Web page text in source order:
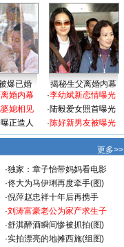
爆已婚
揭秘生父离婚内幕
婚内幕
媳相见
正造人
·李幼斌新恋情曝光
·陆毅爱女照首曝光
·陈好新男友被曝光
更多>>
·独家：章子怡带妈妈看电影
·佟大为马伊琍再度牵手(图)
·倪萍赵忠祥十年后再携手
·刘涛富豪老公为家产求生子
·舒淇醉酒瞬间惨被抓拍(图)
·实拍漂亮的地摊西施(组图)